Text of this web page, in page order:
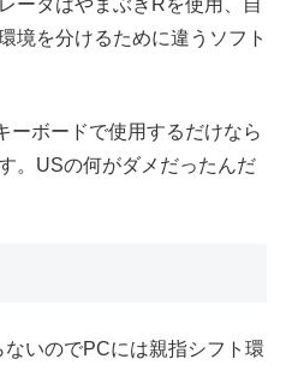
ータはやまぶきRを使用、自
境を分けるために違うソフト
ーボードで使用するだけなら
。USの何がダメだったんだ
いのでPCには親指シフト環